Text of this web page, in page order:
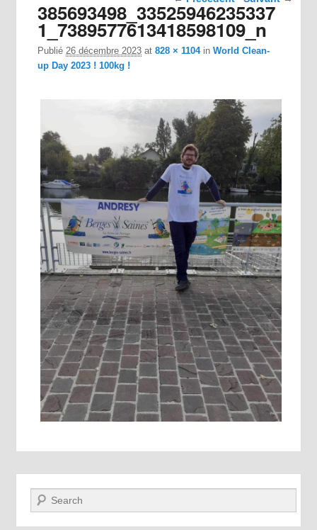
images
385693498_33525946235337
1_7389577613418598109_n
Publié26 décembre 2023 at828 × 1104inWorld Clean-
up Day 2023 ! 100kg !
Recherche